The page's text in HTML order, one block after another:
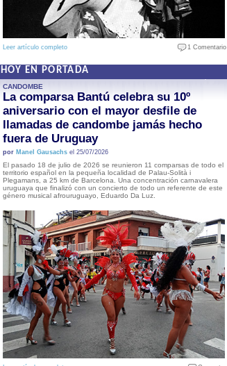
Leer artículo completo 1 Comentario
HOY EN PORTADA
CANDOMBE
La comparsa Bantú celebra su 10º
aniversario con el mayor desfile de
llamadas de candombe jamás hecho
fuera de Uruguay
por Manel Gausachsel 25/07/2026
El pasado 18 de julio de 2026 se reunieron 11 comparsas de todo el
territorio español en la pequeña localidad de Palau-Solità i
Plegamans, a 25 km de Barcelona. Una concentración carnavalera
uruguaya que finalizó con un concierto de todo un referente de este
género musical afrouruguayo, Eduardo Da Luz.